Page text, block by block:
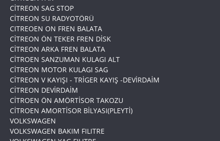
CİTREON SAG STOP
CİTREON SU RADYOTÖRÜ
CITREOEN ON FREN BALATA
CİTREON ÖN TEKER FREN DİSK
CİTREON ARKA FREN BALATA
CİTROEN SANZUMAN KULAGI ALT
CİTREON MOTOR KULAGI SAG
CİTREON V KAYIŞI - TRİGER KAYIŞ -DEVİRDAİM
CİTREON DEVİRDAİM
CİTROEN ÖN AMÖRTİSOR TAKOZU
CİTROEN AMORTİSOR BİLYASI(PLEYTİ)
VOLKSWAGEN
VOLKSWAGEN BAKIM FILITRE